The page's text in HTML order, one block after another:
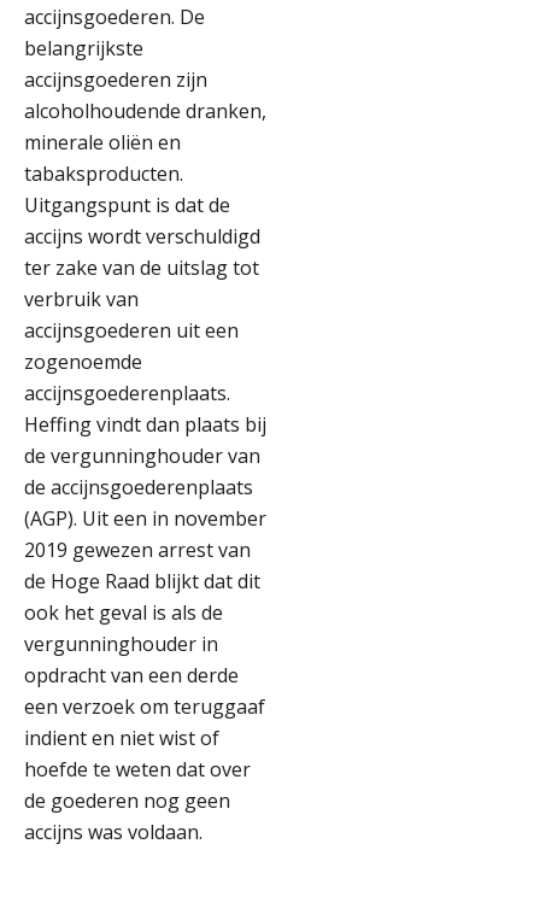
accijnsgoederen. De
belangrijkste
accijnsgoederen zijn
alcoholhoudende dranken,
minerale oliën en
tabaksproducten.
Uitgangspunt is dat de
accijns wordt verschuldigd
ter zake van de uitslag tot
verbruik van
accijnsgoederen uit een
zogenoemde
accijnsgoederenplaats.
Heffing vindt dan plaats bij
de vergunninghouder van
de accijnsgoederenplaats
(AGP). Uit een in november
2019 gewezen arrest van
de Hoge Raad blijkt dat dit
ook het geval is als de
vergunninghouder in
opdracht van een derde
een verzoek om teruggaaf
indient en niet wist of
hoefde te weten dat over
de goederen nog geen
accijns was voldaan.